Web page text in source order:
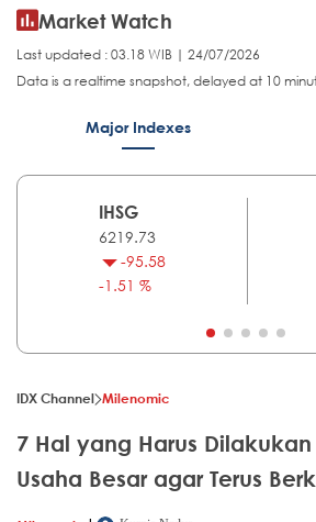
Market Watch
Last updated : 03.18 WIB | 24/07/2026
Data is a realtime snapshot, delayed at 10
Major Indexes
IHSG
6219.73
-95.58
-1.51 %
IDX Channel Milenomic
7 Hal yang Harus
Usaha Besar agar Terus